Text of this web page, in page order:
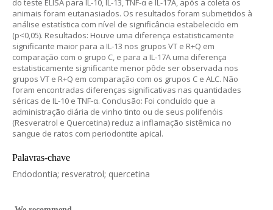
do teste ELISA para IL-10, IL-13, TNF-α e IL-17A, após a coleta os
animais foram eutanasiados. Os resultados foram submetidos à
análise estatística com nível de significância estabelecido em
(p<0,05). Resultados: Houve uma diferença estatisticamente
significante maior para a IL-13 nos grupos VT e R+Q em
comparação com o grupo C, e para a IL-17A uma diferença
estatisticamente significante menor pôde ser observada nos
grupos VT e R+Q em comparação com os grupos C e ALC. Não
foram encontradas diferenças significativas nas quantidades
séricas de IL-10 e TNF-α. Conclusão: Foi concluído que a
administração diária de vinho tinto ou de seus polifenóis
(Resveratrol e Quercetina) reduz a inflamação sistêmica no
sangue de ratos com periodontite apical.
Palavras-chave
Endodontia; resveratrol; quercetina